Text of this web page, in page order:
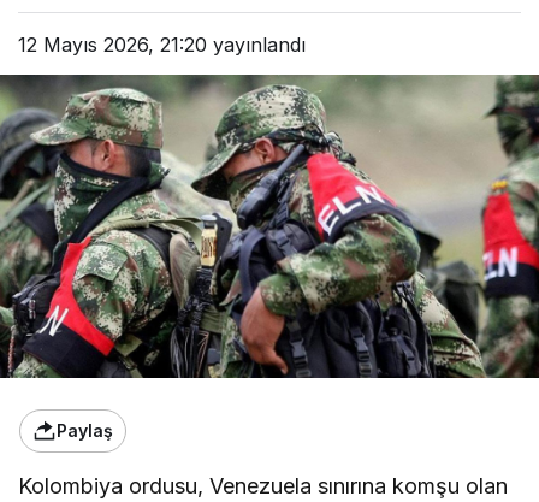
12 Mayıs 2026, 21:20 yayınlandı
Paylaş
Kolombiya ordusu, Venezuela sınırına komşu olan